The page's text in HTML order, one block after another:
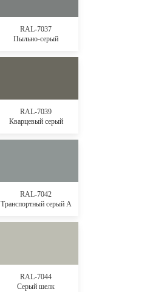
RAL-7037
Пыльно-серый
RAL-7039
Кварцевый серый
RAL-7042
Транспортный серый А
RAL-7044
Серый шелк